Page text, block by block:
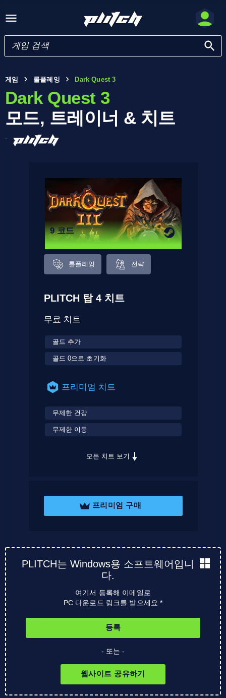
게임 롤플레잉 Dark Quest 3
Dark Quest 3
모드, 트레이너 & 치트
-
9 코드
롤플레잉 전략
PLITCH 탑 4 치트
무료 치트
골드 추가
골드 0으로 초기화
프리미엄 치트
무제한 건강
무제한 이동
모든 치트 보기
프리미엄 구매
PLITCH는 Windows용 소프트웨어입니
다.
여기서 등록해 이메일로
PC 다운로드 링크를 받으세요 *
등록
- 또는 -
웹사이트 공유하기